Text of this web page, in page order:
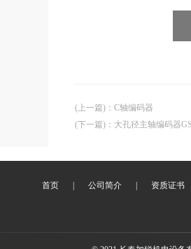
(上一篇) ： C轴编码器
(下一篇) ： 大孔径主轴编码器
首页 公司简介 资质证书